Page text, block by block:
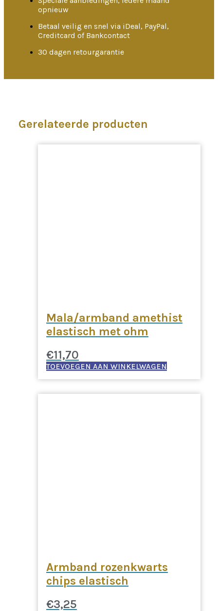
opnieuw
Betaal veilig en snel via iDeal, PayPal,
Creditcard of Bankcontact
30 dagen retourgarantie
Gerelateerde producten
Mala/armband amethist
elastisch met ohm
€11,70
TOEVOEGEN AAN WINKELWAGEN
Armband rozenkwarts
chips elastisch
€3,25